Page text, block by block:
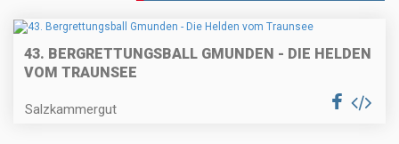
43. BERGRETTUNGSBALL GMUNDEN - DIE HELDEN
VOM TRAUNSEE
Salzkammergut